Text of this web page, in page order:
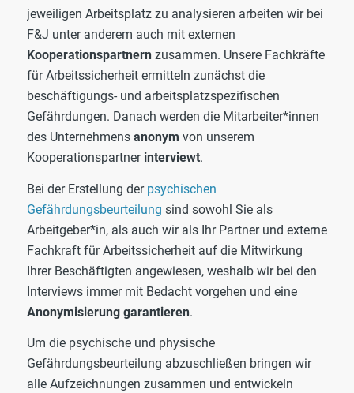
jeweiligen Arbeitsplatz zu analysieren arbeiten wir bei
F&J unter anderem auch mit externen
Kooperationspartnernzusammen. Unsere Fachkräfte
für Arbeitssicherheit ermitteln zunächst die
beschäftigungs- und arbeitsplatzspezifischen
Gefährdungen. Danach werden die Mitarbeiter*innen
des Unternehmens anonym von unserem
Kooperationspartner interviewt.
Bei der Erstellung der psychischen
Gefährdungsbeurteilung sind sowohl Sie als
Arbeitgeber*in, als auch wir als Ihr Partner und externe
Fachkraft für Arbeitssicherheit auf die Mitwirkung
Ihrer Beschäftigten angewiesen, weshalb wir bei den
Interviews immer mit Bedacht vorgehen und eine
Anonymisierung garantieren.
Um die psychische und physische
Gefährdungsbeurteilung abzuschließen bringen wir
alle Aufzeichnungen zusammen und entwickeln